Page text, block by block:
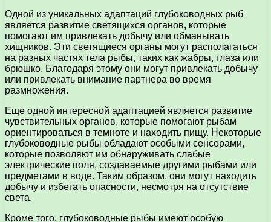
Одной из уникальных адаптаций глубоководных рыб
является развитие светящихся органов, которые
помогают им привлекать добычу или обманывать
хищников. Эти светящиеся органы могут располагаться
на разных частях тела рыбы, таких как жабры, глаза или
брюшко. Благодаря этому они могут привлекать добычу
или привлекать внимание партнера во время
размножения.
Еще одной интересной адаптацией является развитие
чувствительных органов, которые помогают рыбам
ориентироваться в темноте и находить пищу. Некоторые
глубоководные рыбы обладают особыми сенсорами,
которые позволяют им обнаруживать слабые
электрические поля, создаваемые другими рыбами или
предметами в воде. Таким образом, они могут находить
добычу и избегать опасности, несмотря на отсутствие
света.
Кроме того, глубоководные рыбы имеют особую